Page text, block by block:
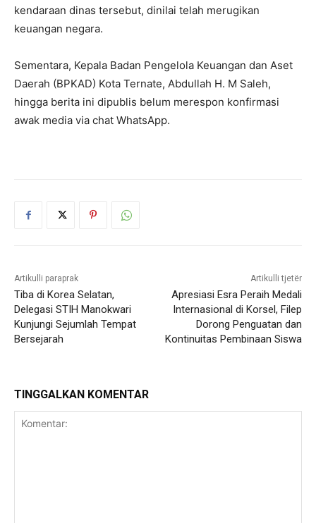
kendaraan dinas tersebut, dinilai telah merugikan
keuangan negara.
Sementara, Kepala Badan Pengelola Keuangan dan Aset
Daerah (BPKAD) Kota Ternate, Abdullah H. M Saleh,
hingga berita ini dipublis belum merespon konfirmasi
awak media via chat WhatsApp.
Artikulli paraprak
Tiba di Korea Selatan,
Delegasi STIH Manokwari
Kunjungi Sejumlah Tempat
Bersejarah
Artikulli tjetër
Apresiasi Esra Peraih Medali
Internasional di Korsel, Filep
Dorong Penguatan dan
Kontinuitas Pembinaan Siswa
TINGGALKAN KOMENTAR